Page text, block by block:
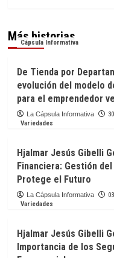
Más historias
Cápsula Informativa
De Tienda por
evolución del modelo
para el emprendedor
La Cápsula Informativa
Variedades
Hjalmar Jesús Gibelli
Financiera: Gestión
Protege el Futuro
La Cápsula Informativa
Variedades
Hjalmar Jesús Gibelli
Importancia de los